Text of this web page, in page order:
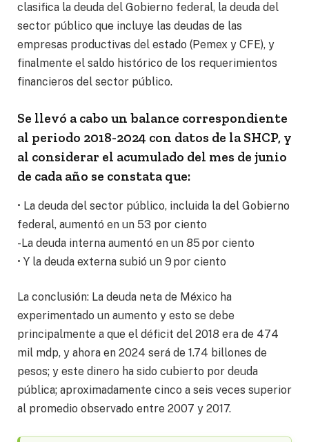
clasifica la deuda del Gobierno federal, la deuda del
sector público que incluye las deudas de las
empresas productivas del estado (Pemex y CFE), y
finalmente el saldo histórico de los requerimientos
financieros del sector público.
Se llevó a cabo un balance correspondiente
al periodo 2018-2024 con datos de la SHCP, y
al considerar el acumulado del mes de junio
de cada año se constata que:
• La deuda del sector público, incluida la del Gobierno
federal, aumentó en un 53 por ciento
-La deuda interna aumentó en un 85 por ciento
• Y la deuda externa subió un 9 por ciento
La conclusión: La deuda neta de México ha
experimentado un aumento y esto se debe
principalmente a que el déficit del 2018 era de 474
mil mdp, y ahora en 2024 será de 1.74 billones de
pesos; y este dinero ha sido cubierto por deuda
pública; aproximadamente cinco a seis veces superior
al promedio observado entre 2007 y 2017.